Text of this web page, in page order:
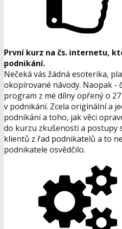
První kurz na čs. internetu,
podnikání.
Nečeká vás žádná esoterika,
okopírované návody. Naopak -
program z mé dílny opřený o
v podnikání. Zcela originální a
podnikání a toho, jak věci
do kurzu zkušenosti a postupy
klientů z řad podnikatelů a to
podnikatele osvědčilo.